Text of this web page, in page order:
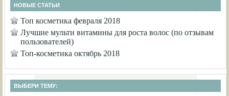
НОВЫЕ СТАТЬИ
Топ косметика февраля 2018
Лучшие мульти витамины для роста волос (по отзывам
пользователей)
Топ-косметика октябрь 2018
ВЫБЕРИ ТЕМУ: